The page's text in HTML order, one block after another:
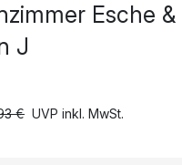
Esche
J
€ UVP inkl. MwSt.